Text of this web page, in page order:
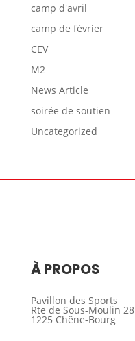
camp d'avril
camp de février
CEV
M2
News Article
soirée de soutien
Uncategorized
À PROPOS
Pavillon des Sports
Rte de Sous-Moulin 28
1225 Chêne-Bourg